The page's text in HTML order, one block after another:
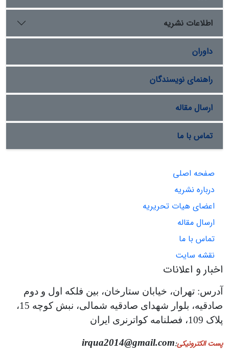
اطلاعات نشریه
داوران
راهنمای نویسندگان
ارسال مقاله
تماس با ما
صفحه اصلی
درباره نشریه
اعضای هیات تحریریه
ارسال مقاله
تماس با ما
نقشه سایت
اخبار و اعلانات
آدرس: تهران، خیابان ستارخان، بین فلکه اول و دوم
صادقیه، بلوار شهدای صادقیه شمالی، نبش کوچه 15،
پلاک 109، فصلنامه کواترنری ایران
پست الکترونیکی:
irqua2014@gmail.com